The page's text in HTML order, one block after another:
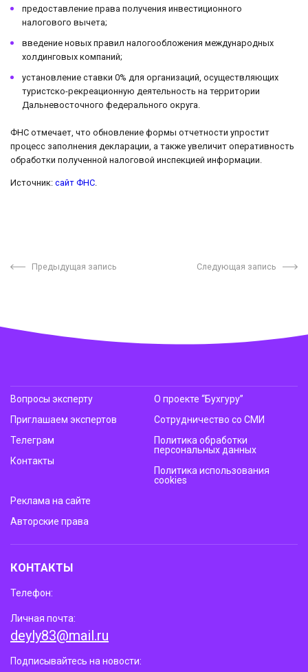
предоставление права получения инвестиционного
налогового вычета;
введение новых правил налогообложения международных
холдинговых компаний;
установление ставки 0% для организаций, осуществляющих
туристско-рекреационную деятельность на территории
Дальневосточного федерального округа.
ФНС отмечает, что обновление формы отчетности упростит
процесс заполнения декларации, а также увеличит оперативность
обработки полученной налоговой инспекцией информации.
Источник: сайт ФНС
Предыдущая запись Следующая запись
Вопросы эксперту
Приглашаем экспертов
Телеграм
Контакты
О проекте “Бухгуру”
Сотрудничество со СМИ
Политика обработки
персональных данных
Политика использования
cookies
Реклама на сайте
Авторские права
КОНТАКТЫ
Телефон:
Личная почта:
deyly83@mail.ru
Подписывайтесь на новости: